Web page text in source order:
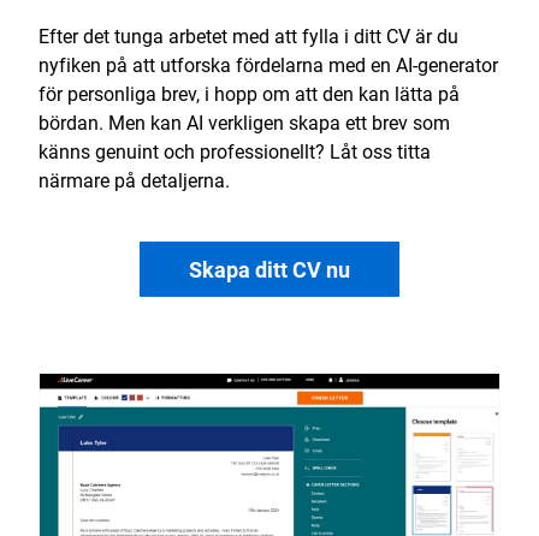
Efter det tunga arbetet med att fylla i ditt CV är du
nyfiken på att utforska fördelarna med en AI-generator
för personliga brev, i hopp om att den kan lätta på
bördan. Men kan AI verkligen skapa ett brev som
känns genuint och professionellt? Låt oss titta
närmare på detaljerna.
Skapa ditt CV nu